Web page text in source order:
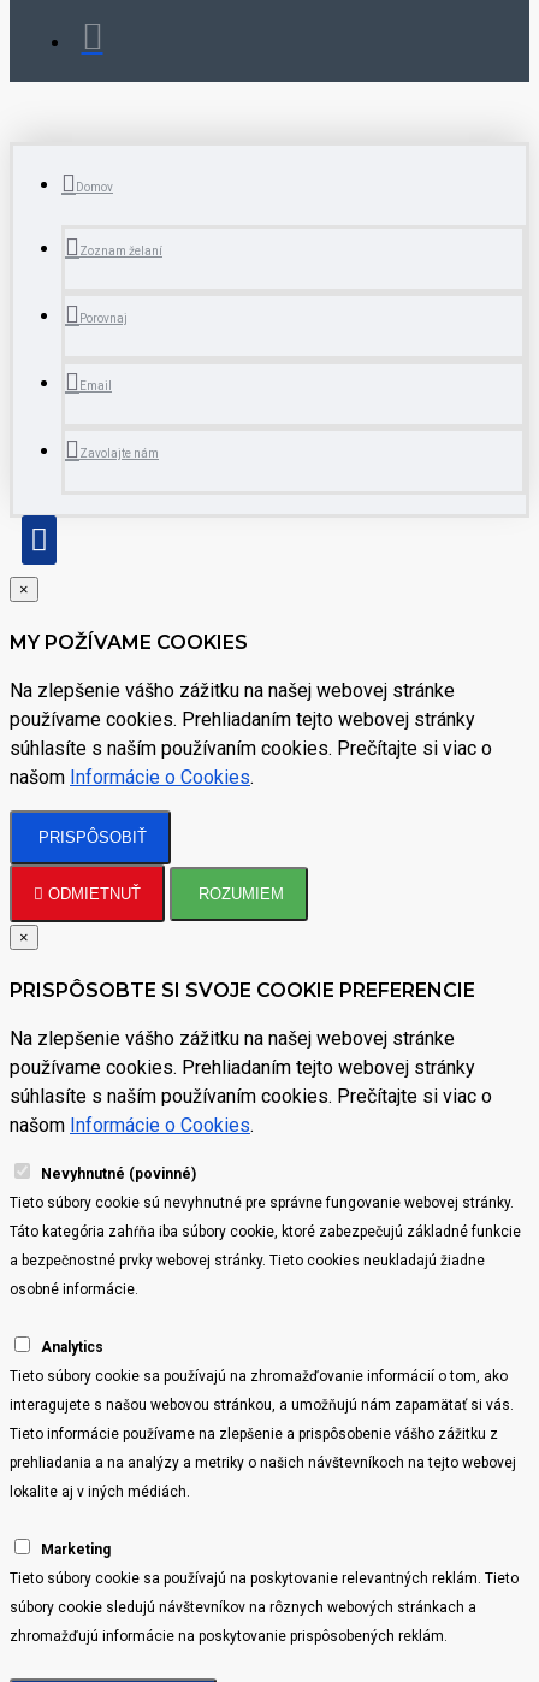
Domov
Zoznam želaní
Porovnaj
Email
Zavolajte nám
×
MY POŽÍVAME COOKIES
Na zlepšenie vášho zážitku na našej webovej stránke
používame cookies. Prehliadaním tejto webovej stránky
súhlasíte s naším používaním cookies. Prečítajte si viac o
našom Informácie o Cookies.
PRISPÔSOBIŤ
ODMIETNUŤ ROZUMIEM
×
PRISPÔSOBTE SI SVOJE COOKIE PREFERENCIE
Na zlepšenie vášho zážitku na našej webovej stránke
používame cookies. Prehliadaním tejto webovej stránky
súhlasíte s naším používaním cookies. Prečítajte si viac o
našom Informácie o Cookies.
Nevyhnutné (povinné)
Tieto súbory cookie sú nevyhnutné pre správne fungovanie webovej stránky.
Táto kategória zahŕňa iba súbory cookie, ktoré zabezpečujú základné funkcie
a bezpečnostné prvky webovej stránky. Tieto cookies neukladajú žiadne
osobné informácie.
Analytics
Tieto súbory cookie sa používajú na zhromažďovanie informácií o tom, ako
interagujete s našou webovou stránkou, a umožňujú nám zapamätať si vás.
Tieto informácie používame na zlepšenie a prispôsobenie vášho zážitku z
prehliadania a na analýzy a metriky o našich návštevníkoch na tejto webovej
lokalite aj v iných médiách.
Marketing
Tieto súbory cookie sa používajú na poskytovanie relevantných reklám. Tieto
súbory cookie sledujú návštevníkov na rôznych webových stránkach a
zhromažďujú informácie na poskytovanie prispôsobených reklám.